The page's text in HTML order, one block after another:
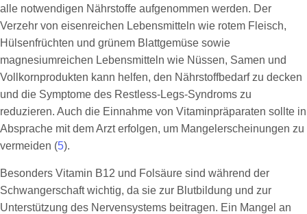
alle notwendigen Nährstoffe aufgenommen werden. Der
Verzehr von eisenreichen Lebensmitteln wie rotem Fleisch,
Hülsenfrüchten und grünem Blattgemüse sowie
magnesiumreichen Lebensmitteln wie Nüssen, Samen und
Vollkornprodukten kann helfen, den Nährstoffbedarf zu decken
und die Symptome des Restless-Legs-Syndroms zu
reduzieren. Auch die Einnahme von Vitaminpräparaten sollte in
Absprache mit dem Arzt erfolgen, um Mangelerscheinungen zu
vermeiden (5).
Besonders Vitamin B12 und Folsäure sind während der
Schwangerschaft wichtig, da sie zur Blutbildung und zur
Unterstützung des Nervensystems beitragen. Ein Mangel an